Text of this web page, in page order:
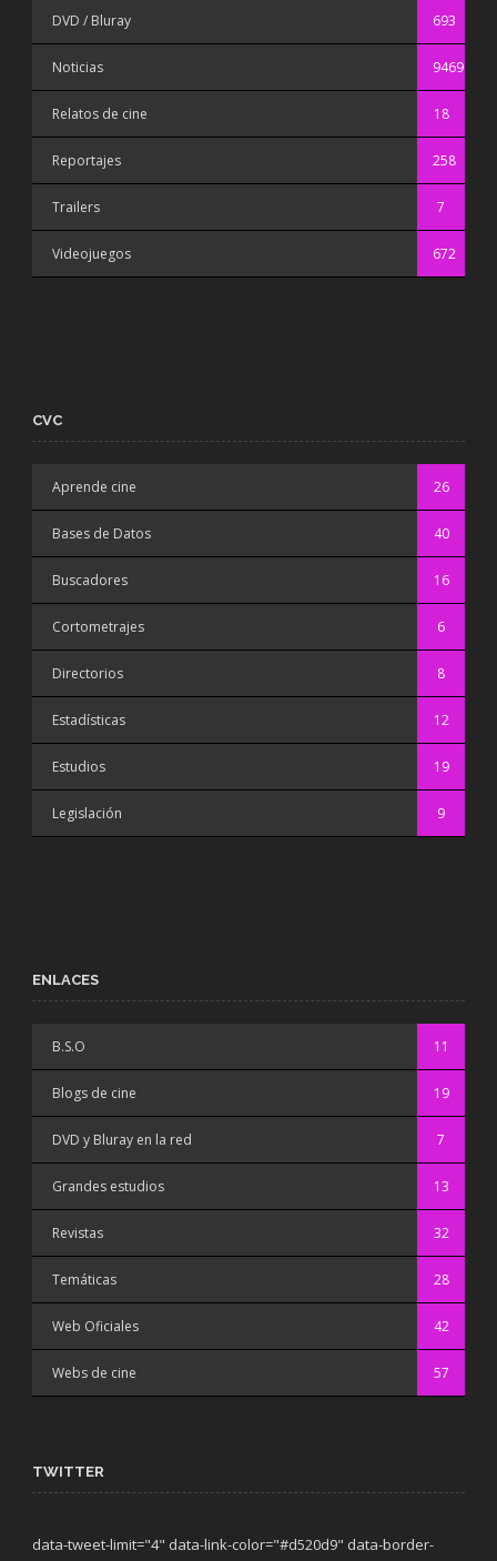
DVD / Bluray 693
Noticias 9469
Relatos de cine 18
Reportajes 258
Trailers 7
Videojuegos 672
CVC
Aprende cine 26
Bases de Datos 40
Buscadores 16
Cortometrajes 6
Directorios 8
Estadísticas 12
Estudios 19
Legislación 9
ENLACES
B.S.O 11
Blogs de cine 19
DVD y Bluray en la red 7
Grandes estudios 13
Revistas 32
Temáticas 28
Web Oficiales 42
Webs de cine 57
TWITTER
data-tweet-limit="4" data-link-color="#d520d9" data-border-